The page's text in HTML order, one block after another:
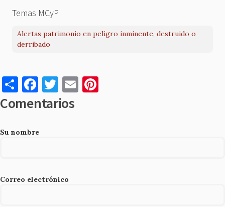
Temas MCyP
Alertas patrimonio en peligro inminente, destruido o
derribado
S
h
ar
e
F
a
c
e
o
T
w
it
E
m
Comentarios
Su nombre
Correo electrónico